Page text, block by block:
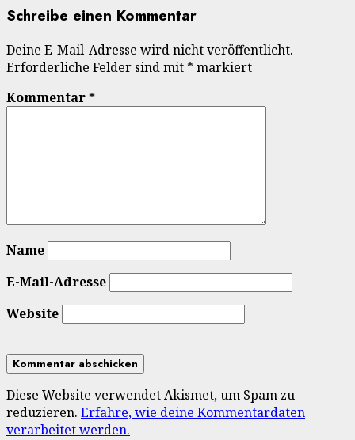
Schreibe einen Kommentar
Deine E-Mail-Adresse wird nicht veröffentlicht.
Erforderliche Felder sind mit * markiert
Kommentar*
Name
E-Mail-Adresse
Website
Diese Website verwendet Akismet, um Spam zu
reduzieren. Erfahre, wie deine Kommentardaten
verarbeitet werden.